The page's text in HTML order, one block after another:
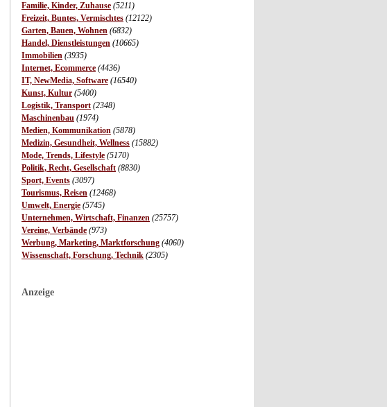
Familie, Kinder, Zuhause (5211)
Freizeit, Buntes, Vermischtes (12122)
Garten, Bauen, Wohnen (6832)
Handel, Dienstleistungen (10665)
Immobilien (3935)
Internet, Ecommerce (4436)
IT, NewMedia, Software (16540)
Kunst, Kultur (5400)
Logistik, Transport (2348)
Maschinenbau (1974)
Medien, Kommunikation (5878)
Medizin, Gesundheit, Wellness (15882)
Mode, Trends, Lifestyle (5170)
Politik, Recht, Gesellschaft (8830)
Sport, Events (3097)
Tourismus, Reisen (12468)
Umwelt, Energie (5745)
Unternehmen, Wirtschaft, Finanzen (25757)
Vereine, Verbände (973)
Werbung, Marketing, Marktforschung (4060)
Wissenschaft, Forschung, Technik (2305)
Anzeige